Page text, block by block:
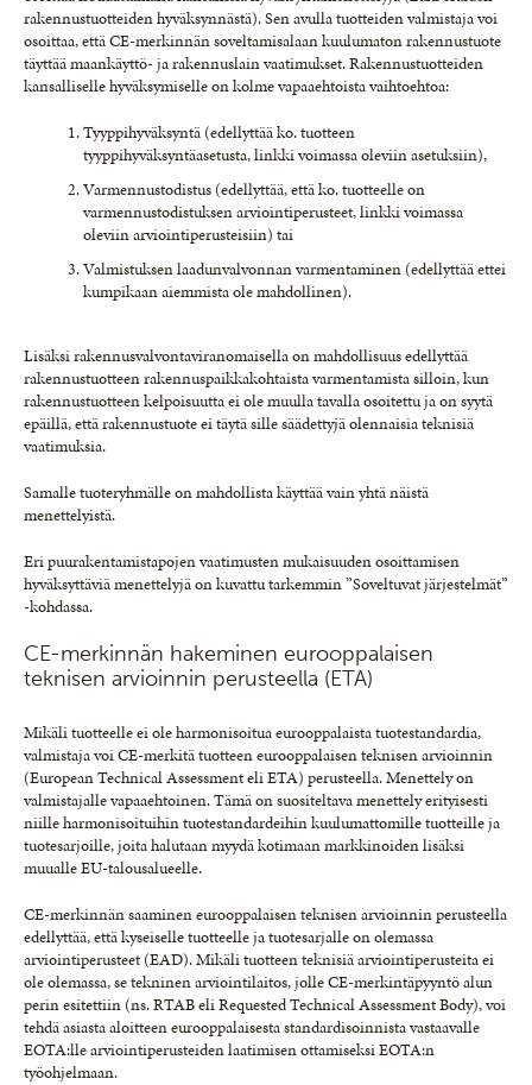
rakennustuotteiden hyväksynnästä). Sen avulla tuotteiden valmistaja voi
osoittaa, että CE-merkinnän soveltamisalaan kuulumaton rakennustuote
täyttää maankäyttö- ja rakennuslain vaatimukset. Rakennustuotteiden
kansalliselle hyväksymiselle on kolme vapaaehtoista vaihtoehtoa:
Tyyppihyväksyntä (edellyttää ko. tuotteen
tyyppihyväksyntäasetusta, linkki voimassa oleviin asetuksiin),
Varmennustodistus (edellyttää, että ko. tuotteelle on
varmennustodistuksen arviointiperusteet, linkki voimassa
oleviin arviointiperusteisiin) tai
Valmistuksen laadunvalvonnan varmentaminen (edellyttää ettei
kumpikaan aiemmista ole mahdollinen).
Lisäksi rakennusvalvontaviranomaisella on mahdollisuus edellyttää
rakennustuotteen rakennuspaikkakohtaista varmentamista silloin, kun
rakennustuotteen kelpoisuutta ei ole muulla tavalla osoitettu ja on syytä
epäillä, että rakennustuote ei täytä sille säädettyjä olennaisia teknisiä
vaatimuksia.
Samalle tuoteryhmälle on mahdollista käyttää vain yhtä näistä
menettelyistä.
Eri puurakentamistapojen vaatimusten mukaisuuden osoittamisen
hyväksyttäviä menettelyjä on kuvattu tarkemmin ”Soveltuvat järjestelmät”
-kohdassa.
CE-merkinnän hakeminen eurooppalaisen
teknisen arvioinnin perusteella (ETA)
Mikäli tuotteelle ei ole harmonisoitua eurooppalaista tuotestandardia,
valmistaja voi CE-merkitä tuotteen eurooppalaisen teknisen arvioinnin
(European Technical Assessment eli ETA) perusteella. Menettely on
valmistajalle vapaaehtoinen. Tämä on suositeltava menettely erityisesti
niille harmonisoituihin tuotestandardeihin kuulumattomille tuotteille ja
tuotesarjoille, joita halutaan myydä kotimaan markkinoiden lisäksi
muualle EU-talousalueelle.
CE-merkinnän saaminen eurooppalaisen teknisen arvioinnin perusteella
edellyttää, että kyseiselle tuotteelle ja tuotesarjalle on olemassa
arviointiperusteet (EAD). Mikäli tuotteen teknisiä arviointiperusteita ei
ole olemassa, se tekninen arviointilaitos, jolle CE-merkintäpyyntö alun
perin esitettiin (ns. RTAB eli Requested Technical Assessment Body), voi
tehdä asiasta aloitteen eurooppalaisesta standardisoinnista vastaavalle
EOTA:lle arviointiperusteiden laatimisen ottamiseksi EOTA:n
työohjelmaan.